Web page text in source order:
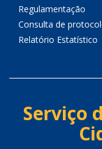
Regulamentação
Consulta de
Relatório Estatístico
Serviço